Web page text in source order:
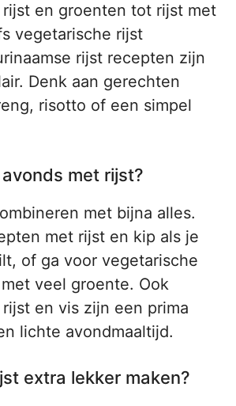
en groenten tot rijst met
vegetarische rijst
rijst recepten zijn
Denk aan gerechten
risotto of een simpel
avonds met rijst?
met bijna alles.
met rijst en kip als je
of ga voor vegetarische
veel groente. Ook
en vis zijn een prima
lichte avondmaaltijd.
extra lekker maken?